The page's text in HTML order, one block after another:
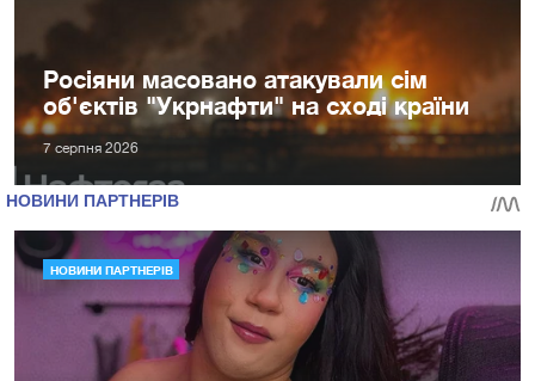
Росіяни масовано атакували сім
об'єктів "Укрнафти" на сході країни
7 серпня 2026